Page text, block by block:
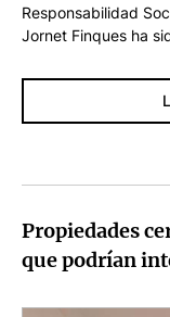
Responsabilidad
Jornet Finques ha
la nueva edición de
2025. En esta
iniciativas del
nosotros una
escogido: vincular
Propiedades
que podrían